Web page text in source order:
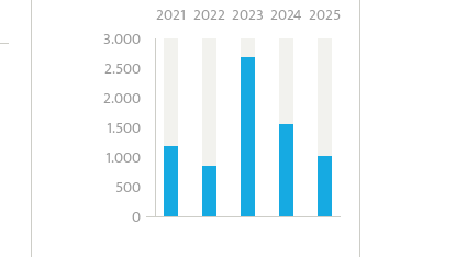
3.000
2.500
2.000
1.500
1.000
500
0
2021 2022 2023 2024 2025